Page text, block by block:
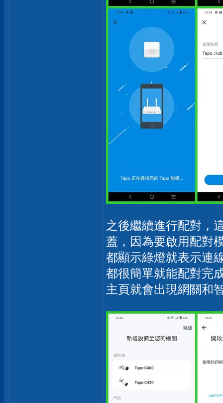
之後繼續進行配對，
蓋，因為要啟用配對
都顯示綠燈就表示連
都很簡單就能配對完
主頁就會出現網關和